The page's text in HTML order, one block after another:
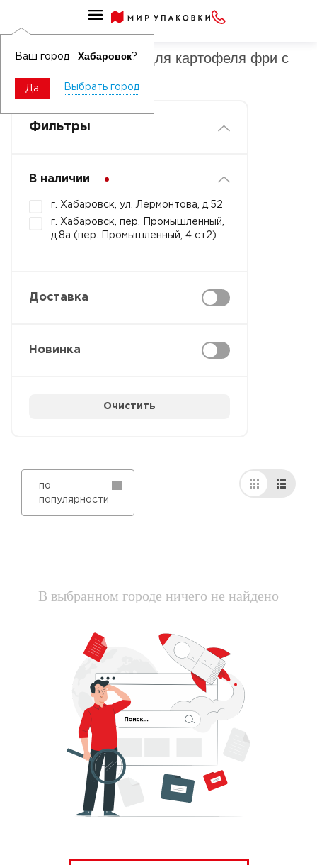
Ваш город Хабаровск?
Да Выбрать город
Упаковка картонная для картофеля фри с
Фильтры
В наличии
г. Хабаровск, ул. Лермонтова, д.52
г. Хабаровск, пер. Промышленный,
д.8а (пер. Промышленный, 4 ст2)
Доставка
Новинка
Очистить
по
популярности
В выбранном городе ничего не найдено